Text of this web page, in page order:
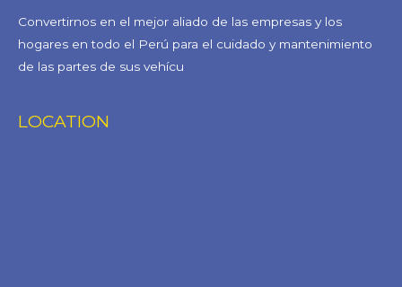
Convertirnos en el mejor aliado de las empresas y los
hogares en todo el Perú para el cuidado y mantenimiento
de las partes de sus vehícu
LOCATION